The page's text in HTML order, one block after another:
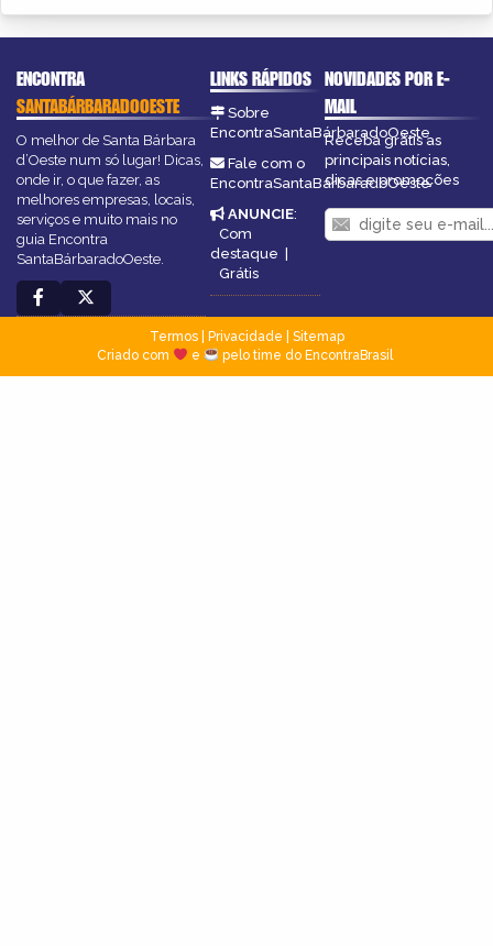
ENCONTRA
SANTABÁRBARADOOESTE
O melhor de Santa Bárbara
d’Oeste num só lugar! Dicas,
onde ir, o que fazer, as
melhores empresas, locais,
serviços e muito mais no
guia Encontra
SantaBárbaradoOeste.
LINKS RÁPIDOS
Sobre
EncontraSantaBárbaradoOeste
Fale com o
EncontraSantaBárbaradoOeste
ANUNCIE:
Com
destaque |
Grátis
NOVIDADES POR E-
MAIL
Receba grátis as
principais notícias,
dicas e promoções
Termos| Privacidade
Sitemap
Criado com
e pelo time do EncontraBrasil